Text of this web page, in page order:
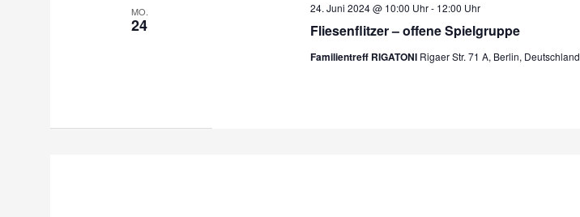
MO.
24 Fliesenflitzer – offene Spielgruppe
24. Juni 2024 @ 10:00 Uhr- 12:00 Uhr
Familientreff RIGATONI Rigaer Str. 71 A, Berlin, Deutschland